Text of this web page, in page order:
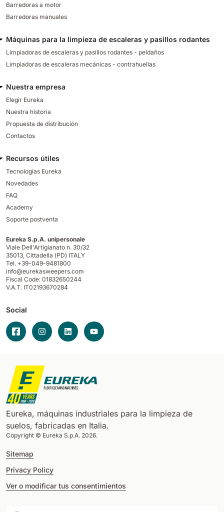
Barredoras a motor
Barredoras manuales
Máquinas para la limpieza de escaleras y pasillos rodantes
Limpiadoras de escaleras y pasillos rodantes - peldaños
Limpiadoras de escaleras mecánicas - contrahuellas
Nuestra empresa
Elegir Eureka
Nuestra historia
Propuesta de distribución
Contactos
Recursos útiles
Tecnologías Eureka
Novedades
FAQ
Academy
Soporte postventa
Eureka S.p.A. unipersonale
Viale Dell'Artigianato n. 30/32
35013, Cittadella (PD) ITALY
Tel. +39-049-9481800
info@eurekasweepers.com
Fiscal Code: 01832650244
V.A.T. IT02193670284
Social
Eureka, máquinas industriales para la limpieza de
suelos, fabricadas en Italia.
Copyright © Eureka S.p.A. 2026.
Sitemap
Privacy Policy
Ver o modificar tus consentimientos